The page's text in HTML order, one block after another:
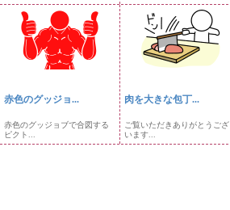
赤色のグッジョ...
赤色のグッジョブで合図する
ピクト...
肉を大きな包丁...
ご覧いただきありがとうござ
います...